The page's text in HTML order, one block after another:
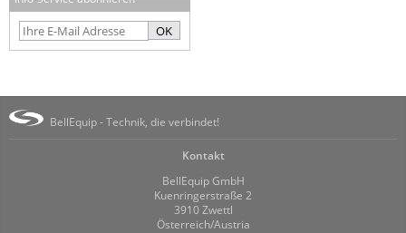
OK
BellEquip - Technik, die verbindet!
Kontakt
BellEquip GmbH
Kuenringerstraße 2
3910 Zwettl
Österreich/Austria